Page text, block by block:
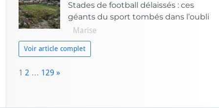
Stades de football délaissés : ces
géants du sport tombés dans l’oubli
Marise
Voir article complet
P
1 2 … 129 »